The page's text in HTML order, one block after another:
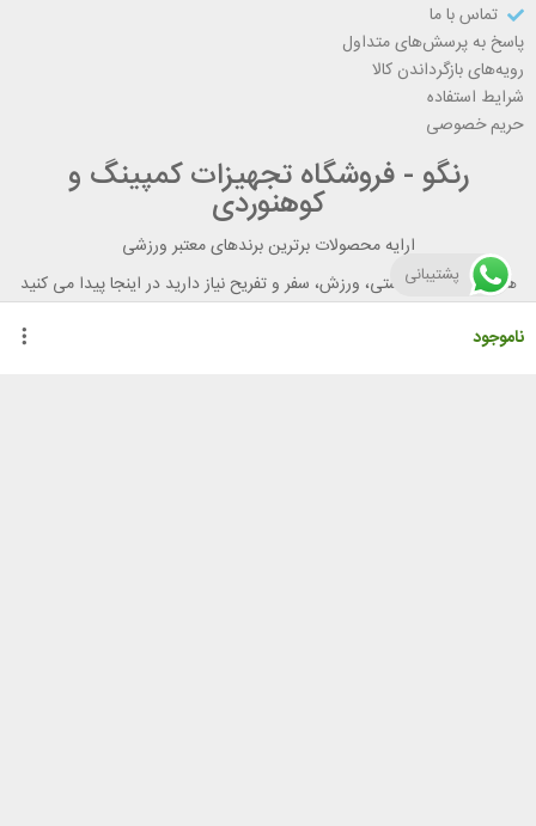
ناموجود
تماس با ما
پاسخ به پرسش‌های متداول
رویه‌های بازگرداندن کالا
شرایط استفاده
حریم خصوصی
رنگو - فروشگاه تجهیزات کمپینگ و
کوهنوردی
ارایه محصولات برترین برندهای معتبر ورزشی
هر آنچه برای تندرستی، ورزش، سفر و تفریح نیاز دارید در اینجا پیدا می کنید
پشتیبانی